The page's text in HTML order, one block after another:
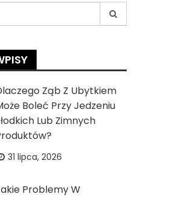
Ząb Z Ubytkiem
Boleć Przy Jedzeniu
Lub Zimnych
31 lipca, 2026
Problemy W